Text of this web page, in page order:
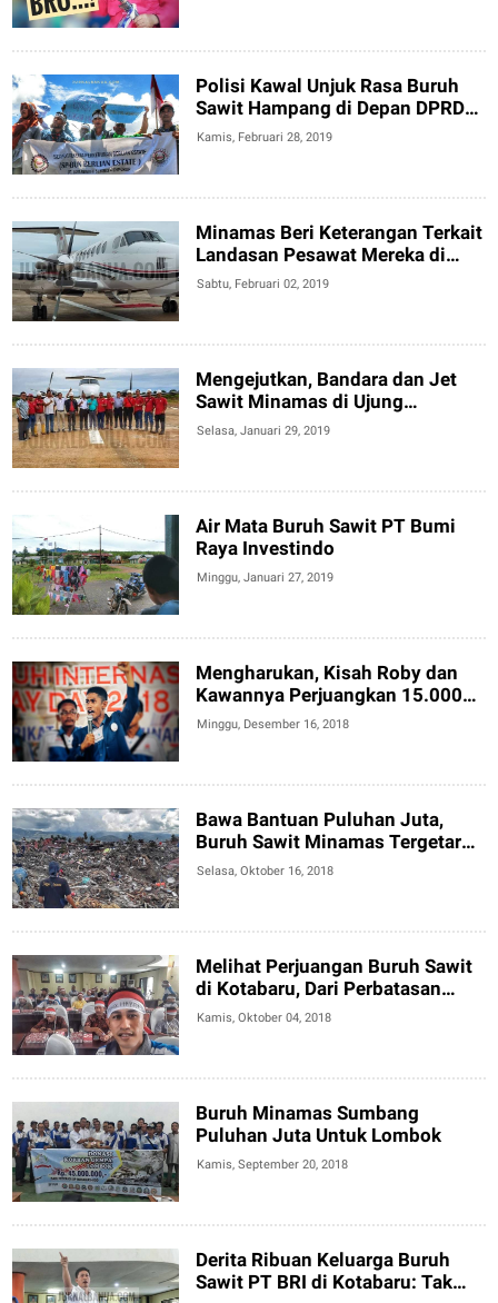
Polisi Kawal Unjuk Rasa Buruh
Sawit Hampang di Depan DPRD
Kotabaru
Kamis, Februari 28, 2019
Minamas Beri Keterangan Terkait
Landasan Pesawat Mereka di
Perbatasan Kotabaru Kaltim
Sabtu, Februari 02, 2019
Mengejutkan, Bandara dan Jet
Sawit Minamas di Ujung
Kotabaru
Selasa, Januari 29, 2019
Air Mata Buruh Sawit PT Bumi
Raya Investindo
Minggu, Januari 27, 2019
Mengharukan, Kisah Roby dan
Kawannya Perjuangkan 15.000
Buruh Sawit
Minggu, Desember 16, 2018
Bawa Bantuan Puluhan Juta,
Buruh Sawit Minamas Tergetar
dan Menangis di Palu
Selasa, Oktober 16, 2018
Melihat Perjuangan Buruh Sawit
di Kotabaru, Dari Perbatasan
Pulang Kecewa
Kamis, Oktober 04, 2018
Buruh Minamas Sumbang
Puluhan Juta Untuk Lombok
Kamis, September 20, 2018
Derita Ribuan Keluarga Buruh
Sawit PT BRI di Kotabaru: Tak